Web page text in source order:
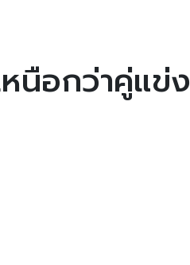
นือกว่าคู่แข่ง